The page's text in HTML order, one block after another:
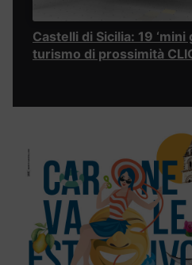
Castelli di Sicilia: 19
turismo di prossimità